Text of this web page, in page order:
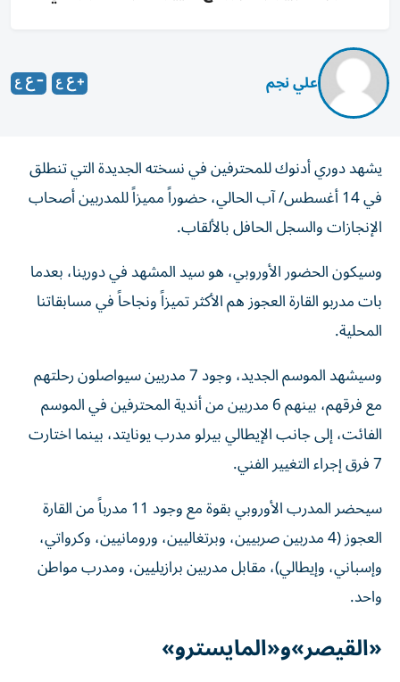
علي نجم
يشهد دوري أدنوك للمحترفين في نسخته الجديدة التي تنطلق
في 14 أغسطس/ آب الحالي، حضوراً مميزاً للمدربين أصحاب
الإنجازات والسجل الحافل بالألقاب.
وسيكون الحضور الأوروبي، هو سيد المشهد في دورينا، بعدما
بات مدربو القارة العجوز هم الأكثر تميزاً ونجاحاً في مسابقاتنا
المحلية.
وسيشهد الموسم الجديد، وجود 7 مدربين سيواصلون رحلتهم
مع فرقهم، بينهم 6 مدربين من أندية المحترفين في الموسم
الفائت، إلى جانب الإيطالي بيرلو مدرب يونايتد، بينما اختارت
7 فرق إجراء التغيير الفني.
سيحضر المدرب الأوروبي بقوة مع وجود 11 مدرباً من القارة
العجوز (4 مدربين صربيين، وبرتغاليين، ورومانيين، وكرواتي،
وإسباني، وإيطالي)، مقابل مدربين برازيليين، ومدرب مواطن
واحد.
«القيصر»و«المايسترو»